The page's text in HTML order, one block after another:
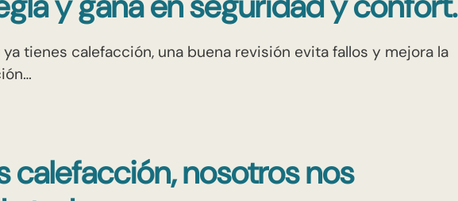
tienes calefacción, una buena revisión evita fallos y mejora la
calefacción, nosotros nos